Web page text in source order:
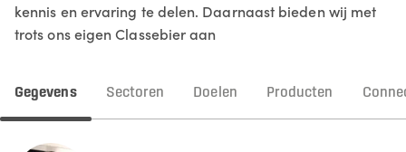
kennis en ervaring te delen. Daarnaast bieden wij met
trots ons eigen Classebier aan
Gegevens Sectoren Doelen Producten